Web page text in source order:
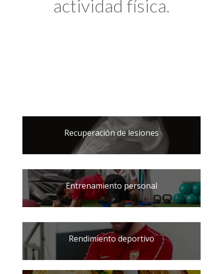
actividad física.
Recuperación de lesiones
Entrenamiento personal
Rendimiento deportivo